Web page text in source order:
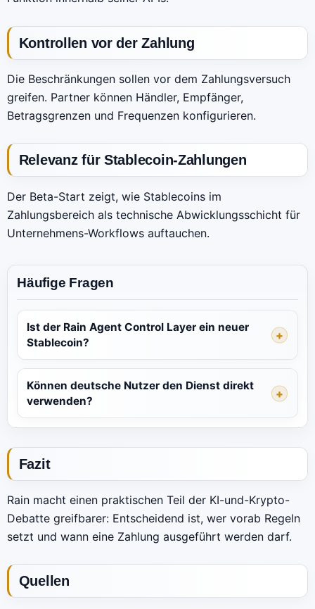
Kontrollen vor der Zahlung
Die Beschränkungen sollen vor dem Zahlungsversuch
greifen. Partner können Händler, Empfänger,
Betragsgrenzen und Frequenzen konfigurieren.
Relevanz für Stablecoin-Zahlungen
Der Beta-Start zeigt, wie Stablecoins im
Zahlungsbereich als technische Abwicklungsschicht für
Unternehmens-Workflows auftauchen.
Häufige Fragen
Ist der Rain Agent Control Layer ein neuer
Stablecoin?
Können deutsche Nutzer den Dienst direkt
verwenden?
Fazit
Rain macht einen praktischen Teil der KI-und-Krypto-
Debatte greifbarer: Entscheidend ist, wer vorab Regeln
setzt und wann eine Zahlung ausgeführt werden darf.
Quellen